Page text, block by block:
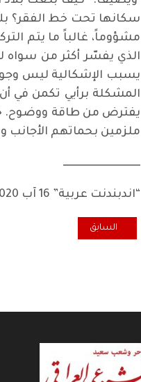
سكانها تحت خط الفقر؟
مشؤوماً، غالباً ما يتم
الذي يفسّر أكثر من سواه
يسبب الإشكالية ليس وجود
المشكلة برأيي تكمن في
يفترض من طاقة ووضوح. حتى
ملزمين بحماتهم الأجانب
ـــــــــــــــــــــــــــــــــــــ
“اندبندنت عربية” 16 آب 2020 (مقتطفات)
المقال السابق: أحيا جدلا
السابق